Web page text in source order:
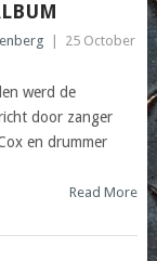
25 October
werd de
door zanger
en drummer
Read More